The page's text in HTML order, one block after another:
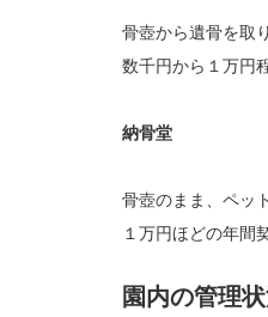
骨壺から遺骨を取
数千円から１万円
納骨堂
骨壺のまま、ペッ
１万円ほどの年間
園内の管理